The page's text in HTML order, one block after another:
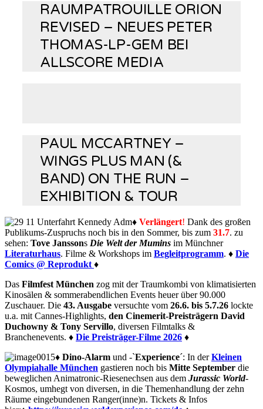
RAUMPATROUILLE ORION
REVISED – NEUES PETER
THOMAS-LP-GEM BEI
ALLSCORE MEDIA
PAUL MCCARTNEY –
WINGS PLUS MAN (&
BAND) ON THE RUN –
EXHIBITION & TOUR
♦ Verlängert! Dank des großen
Publikums-Zuspruchs noch bis in den Sommer, bis zum 31.7. zu
sehen: Tove Janssons Die Welt der Mumins im Münchner
Literaturhaus. Filme & Workshops im Begleitprogramm. ♦ Die
Comics @ Reprodukt♦
Das Filmfest München zog mit der Traumkombi von klimatisierten
Kinosälen & sommerabendlichen Events heuer über 90.000
Zuschauer. Die 43. Ausgabe versuchte vom 26.6. bis 5.7.26 lockte
u.a. mit Cannes-Highlights, den Cinemerit-Preisträgern David
Duchowny & Tony Servillo, diversen Filmtalks &
Branchenevents. ♦ Die Preisträger-Filme 2026 ♦
♦ Dino-Alarm und -`Experience´: In derKleinen
Olympiahalle München gastieren noch bis Mitte September die
beweglichen Animatronic-Riesenechsen aus dem Jurassic World-
Kosmos, umhegt von diversen, in die Themenhandlung der zehn
Räume eingebundenen Ranger(inne)n. Tickets & Infos